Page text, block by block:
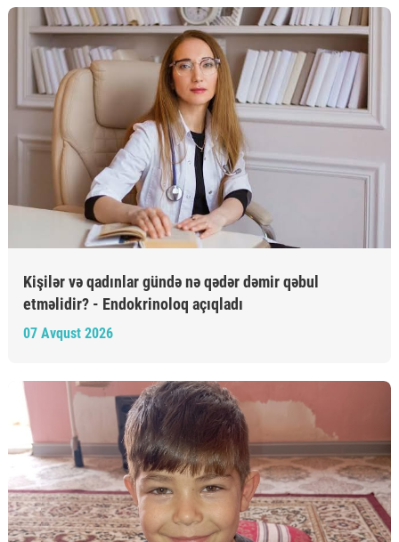
Kişilər və qadınlar gündə nə qədər dəmir qəbul
etməlidir? - Endokrinoloq açıqladı
07 Avqust 2026